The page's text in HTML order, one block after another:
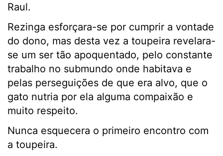
Raul.
Rezinga esforçara-se por cumprir a vontade
do dono, mas desta vez a toupeira revelara-
se um ser tão apoquentado, pelo constante
trabalho no submundo onde habitava e
pelas perseguições de que era alvo, que o
gato nutria por ela alguma compaixão e
muito respeito.
Nunca esquecera o primeiro encontro com
a toupeira.